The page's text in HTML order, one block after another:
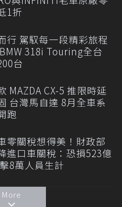
1折
行 駕馭每一段精彩旅程
318i Touring全台
台
MAZDA CX-5 推限時延
台灣馬自達 8月全車系
跑
零關稅想得美！財政部
進口車關稅：恐損523億
8萬人員生計
More